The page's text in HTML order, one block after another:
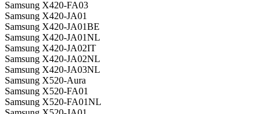
Samsung X420-FA03
Samsung X420-JA01
Samsung X420-JA01BE
Samsung X420-JA01NL
Samsung X420-JA02IT
Samsung X420-JA02NL
Samsung X420-JA03NL
Samsung X520-Aura
Samsung X520-FA01
Samsung X520-FA01NL